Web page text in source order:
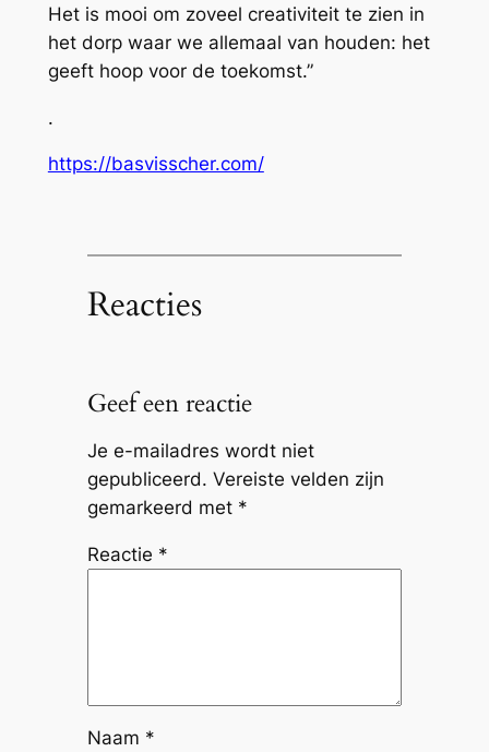
Het is mooi om zoveel creativiteit te zien in
het dorp waar we allemaal van houden: het
geeft hoop voor de toekomst.”
.
https://basvisscher.com/
Reacties
Geef een reactie
Je e-mailadres wordt niet
gepubliceerd. Vereiste velden zijn
gemarkeerd met *
Reactie *
Naam *